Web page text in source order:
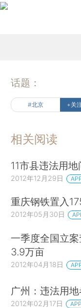
话题：
#北京 +关
相关阅读
11市县违法用
2012年12月29日
重庆钢铁置入
2012年05月30日
一季度全国立
3.9万亩
2012年04月18日
广州：违法用
2012年02月17日